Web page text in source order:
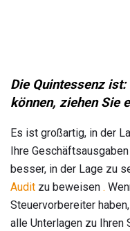
Die Quintessenz
können, ziehen Sie
Es ist großartig, in der
Ihre
besser, in der Lage zu
Audit zu beweisen .
Steuervorbereiter
alle Unterlagen zu Ihren